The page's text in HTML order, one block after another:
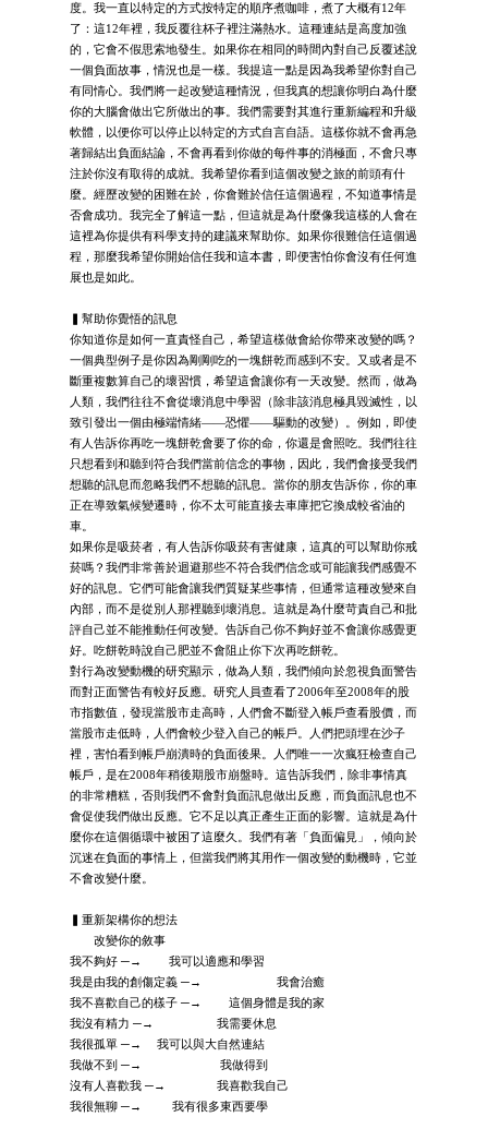
度。我一直以特定的方式按特定的順序煮咖啡，煮了大概有12年
了：這12年裡，我反覆往杯子裡注滿熱水。這種連結是高度加強
的，它會不假思索地發生。如果你在相同的時間內對自己反覆述說
一個負面故事，情況也是一樣。我提這一點是因為我希望你對自己
有同情心。我們將一起改變這種情況，但我真的想讓你明白為什麼
你的大腦會做出它所做出的事。我們需要對其進行重新編程和升級
軟體，以便你可以停止以特定的方式自言自語。這樣你就不會再急
著歸結出負面結論，不會再看到你做的每件事的消極面，不會只專
注於你沒有取得的成就。我希望你看到這個改變之旅的前頭有什
麼。經歷改變的困難在於，你會難於信任這個過程，不知道事情是
否會成功。我完全了解這一點，但這就是為什麼像我這樣的人會在
這裡為你提供有科學支持的建議來幫助你。如果你很難信任這個過
程，那麼我希望你開始信任我和這本書，即便害怕你會沒有任何進
展也是如此。
▍幫助你覺悟的訊息
你知道你是如何一直責怪自己，希望這樣做會給你帶來改變的嗎？
一個典型例子是你因為剛剛吃的一塊餅乾而感到不安。又或者是不
斷重複數算自己的壞習慣，希望這會讓你有一天改變。然而，做為
人類，我們往往不會從壞消息中學習（除非該消息極具毀滅性，以
致引發出一個由極端情緒——恐懼——驅動的改變）。例如，即使
有人告訴你再吃一塊餅乾會要了你的命，你還是會照吃。我們往往
只想看到和聽到符合我們當前信念的事物，因此，我們會接受我們
想聽的訊息而忽略我們不想聽的訊息。當你的朋友告訴你，你的車
正在導致氣候變遷時，你不太可能直接去車庫把它換成較省油的
車。
如果你是吸菸者，有人告訴你吸菸有害健康，這真的可以幫助你戒
菸嗎？我們非常善於迴避那些不符合我們信念或可能讓我們感覺不
好的訊息。它們可能會讓我們質疑某些事情，但通常這種改變來自
內部，而不是從別人那裡聽到壞消息。這就是為什麼苛責自己和批
評自己並不能推動任何改變。告訴自己你不夠好並不會讓你感覺更
好。吃餅乾時說自己肥並不會阻止你下次再吃餅乾。
對行為改變動機的研究顯示，做為人類，我們傾向於忽視負面警告
而對正面警告有較好反應。研究人員查看了2006年至2008年的股
市指數值，發現當股市走高時，人們會不斷登入帳戶查看股價，而
當股市走低時，人們會較少登入自己的帳戶。人們把頭埋在沙子
裡，害怕看到帳戶崩潰時的負面後果。人們唯一一次瘋狂檢查自己
帳戶，是在2008年稍後期股市崩盤時。這告訴我們，除非事情真
的非常糟糕，否則我們不會對負面訊息做出反應，而負面訊息也不
會促使我們做出反應。它不足以真正產生正面的影響。這就是為什
麼你在這個循環中被困了這麼久。我們有著「負面偏見」，傾向於
沉迷在負面的事情上，但當我們將其用作一個改變的動機時，它並
不會改變什麼。
▍重新架構你的想法
改變你的敘事
我不夠好 ─→ 我可以適應和學習
我是由我的創傷定義 ─→ 我會治癒
我不喜歡自己的樣子 ─→ 這個身體是我的家
我沒有精力 ─→ 我需要休息
我很孤單 ─→ 我可以與大自然連結
我做不到 ─→ 我做得到
沒有人喜歡我 ─→ 我喜歡我自己
我很無聊 ─→ 我有很多東西要學